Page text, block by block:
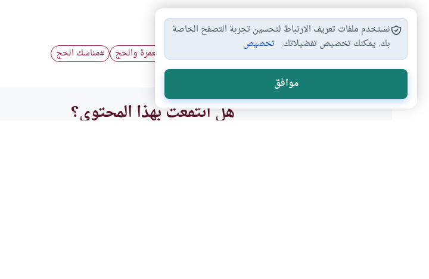
أحكام العمرة والحج #مناسك الحج
هل انتفعت بهذا المحتوى؟
نستخدم ملفات تعريف الارتباط لتحسين تجربة التصفح الخاصة
بك. يمكنك تخصيص تفضيلاتك. تخصيص
موافق